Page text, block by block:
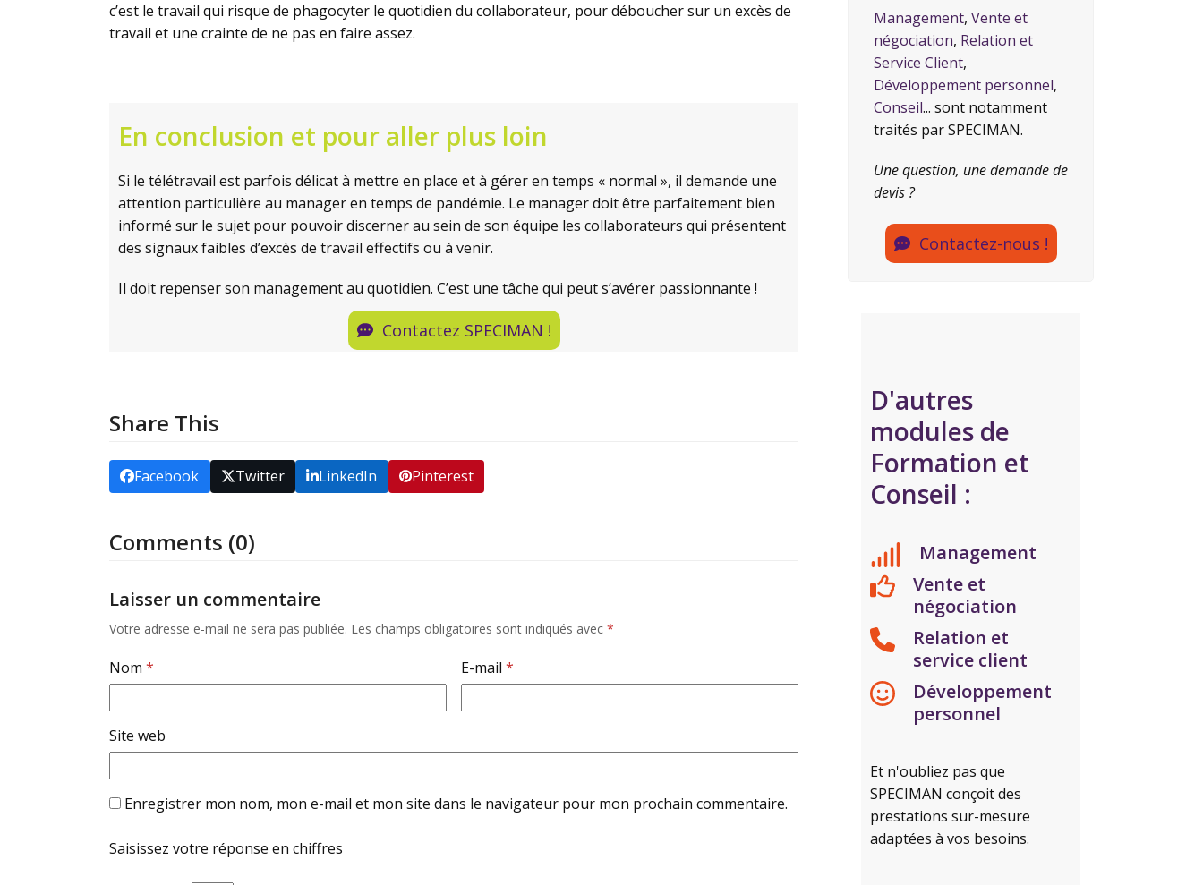
c’est le travail qui risque de phagocyter le quotidien du collaborateur, pour déboucher sur un excès de
travail et une crainte de ne pas en faire assez.
En conclusion et pour aller plus loin
Si le télétravail est parfois délicat à mettre en place et à gérer en temps « normal », il demande une
attention particulière au manager en temps de pandémie. Le manager doit être parfaitement bien
informé sur le sujet pour pouvoir discerner au sein de son équipe les collaborateurs qui présentent
des signaux faibles d’excès de travail effectifs ou à venir.
Il doit repenser son management au quotidien. C’est une tâche qui peut s’avérer passionnante !
Contactez SPECIMAN !
Share This
Facebook Twitter LinkedIn Pinterest
Comments (0)
Laisser un commentaire
Votre adresse e-mail ne sera pas publiée. Les champs obligatoires sont indiqués avec *
Nom * E-mail *
Site web
Enregistrer mon nom, mon e-mail et mon site dans le navigateur pour mon prochain commentaire.
Saisissez votre réponse en chiffres
Management, Vente et
négociation, Relation et
Service Client,
Développement personnel,
Conseil... sont notamment
traités par SPECIMAN.
Une question, une demande de
devis ?
Contactez-nous !
D'autres
modules de
Formation et
Conseil :
Management
Vente et
négociation
Relation et
service client
Développement
personnel
Et n'oubliez pas que
SPECIMAN conçoit des
prestations sur-mesure
adaptées à vos besoins.